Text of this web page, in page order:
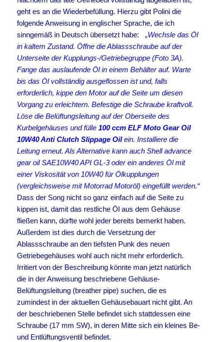
geht es an die Wiederbefüllung. Hierzu gibt Polini die
folgende Anweisung in englischer Sprache, die ich
sinngemäß in Deutsch übersetzt habe: „Wechsle das Öl
in kaltem Zustand. Öffne die Ablassschraube auf der
Unterseite der Kupplungs-/Getriebegruppe (Foto 3A).
Fange das auslaufende Öl in einem Behälter auf. Warte
bis das Öl vollständig ausgeflossen ist und, falls
erforderlich, kippe den Motor auf die Seite um diesen
Vorgang zu erleichtern. Befestige die Schraube kraftvoll.
Löse die Belüftungsleitung auf der Oberseite des
Kurbelgehäuses und fülle 100 ccm ELF Moto Gear Oil
10W40 Anti Clutch Slippage Oilein. Installiere die
Leitung erneut. Als Alternative kann auch Shell advance
gear oil SAE10W40 API GL-3 oder ein anderes Öl mit
einer Viskosität von 10W40 für Ölkupplungen
(vergleichsweise mit Motorrad Motoröl) eingefüllt werden.“
Dass der Song nicht so ganz einfach auf die Seite zu
kippen ist, damit das restliche Öl aus dem Gehäuse
fließen kann, dürfte wohl jeder bereits bemerkt haben.
Außerdem ist dies durch die Versetzung der
Ablassschraube an den tiefsten Punk des neuen
Getriebegehäuses wohl auch nicht mehr erforderlich.
Irritiert von der Beschreibung könnte man jetzt natürlich
die in der Anweisung beschriebene Gehäuse-
Belüftungsleitung (breather pipe) suchen, die es
zumindest in der aktuellen Gehäusebauart nicht gibt. An
der beschriebenen Stelle befindet sich stattdessen eine
Schraube (17 mm SW), in deren Mitte sich ein kleines Be-
und Entlüftungsventil befindet.